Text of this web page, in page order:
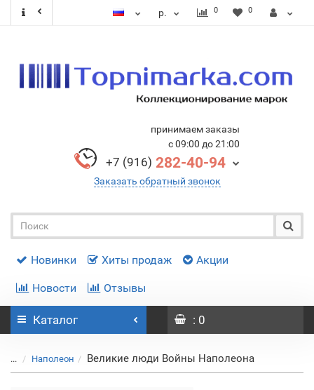
р. 0 0
принимаем заказы
с 09:00 до 21:00
+7 (916) 282-40-94
Заказать обратный звонок
Новинки Хиты продаж Акции
Новости Отзывы
Каталог : 0
... Наполеон Великие люди Войны Наполеона